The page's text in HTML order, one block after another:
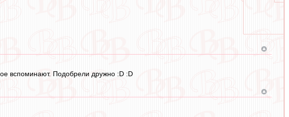
вспоминают. Подобрели дружно :D :D